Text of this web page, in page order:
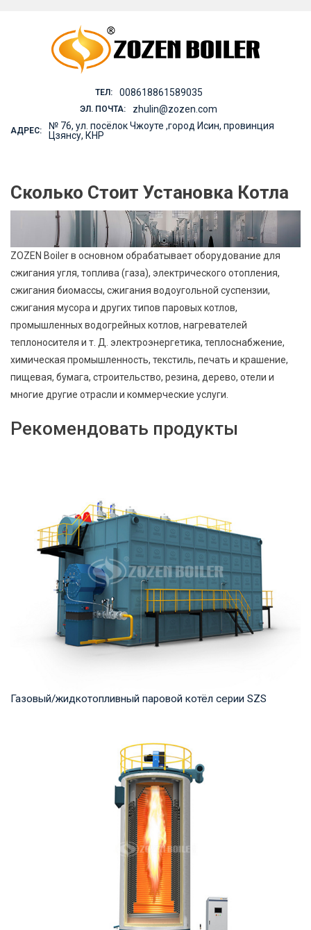
ТЕЛ: 008618861589035
ЭЛ. ПОЧТА: zhulin@zozen.com
АДРЕС:
№ 76, ул. посёлок Чжоуте ,город Исин, провинция
Цзянсу, КНР
Сколько Стоит Установка Котла
ZOZEN Boiler в основном обрабатывает оборудование для
сжигания угля, топлива (газа), электрического отопления,
сжигания биомассы, сжигания водоугольной суспензии,
сжигания мусора и других типов паровых котлов,
промышленных водогрейных котлов, нагревателей
теплоносителя и т. Д. электроэнергетика, теплоснабжение,
химическая промышленность, текстиль, печать и крашение,
пищевая, бумага, строительство, резина, дерево, отели и
многие другие отрасли и коммерческие услуги.
Рекомендовать продукты
Газовый/жидкотопливный паровой котёл серии SZS
продукта: 10-50 т/ч Температура на выходе...